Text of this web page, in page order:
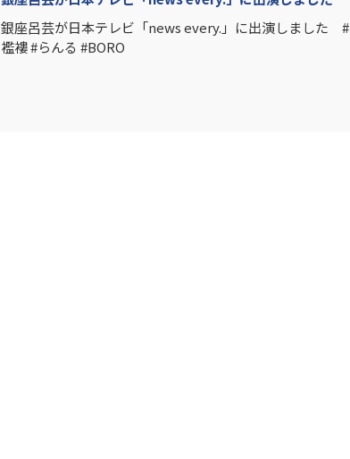
銀座呂芸が日本テレビ「news every.」に出演しました #
襤褸 #らんる #BORO